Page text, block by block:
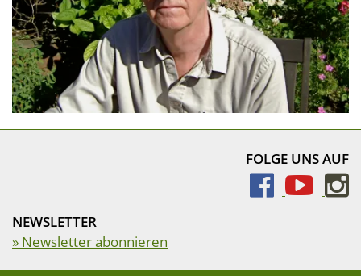
FOLGE UNS AUF
NEWSLETTER
» Newsletter abonnieren